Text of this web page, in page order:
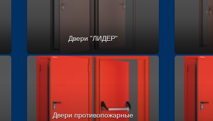
Двери "ЛИДЕР"
Двери противопожарные